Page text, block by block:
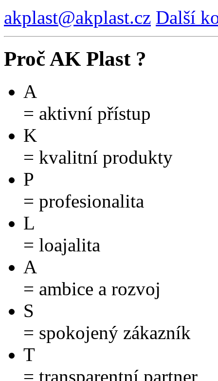
akplast@akplast.cz Další
Proč AK Plast ?
A
= aktivní přístup
K
= kvalitní produkty
P
= profesionalita
L
= loajalita
A
= ambice a rozvoj
S
= spokojený zákazník
T
= transparentní partner